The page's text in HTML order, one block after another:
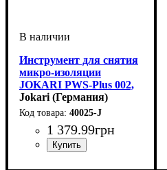
Инструмент для снятия
микро-изоляции
JOKARI PWS-Plus 002,
0,25 - 0,80 мм Ø | AWG 30
- 20
Jokari (Германия)
40025-J
1 379.99грн